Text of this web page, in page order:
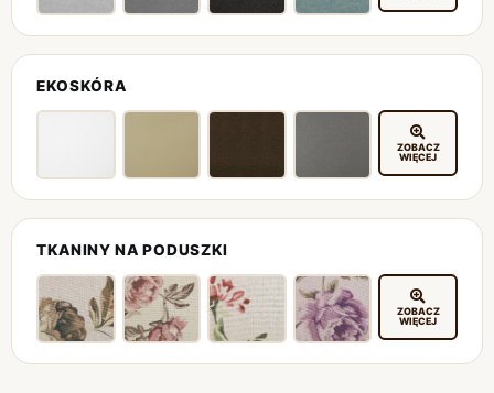
EKOSKÓRA
ZOBACZ
WIĘCEJ
TKANINY NA PODUSZKI
ZOBACZ
WIĘCEJ